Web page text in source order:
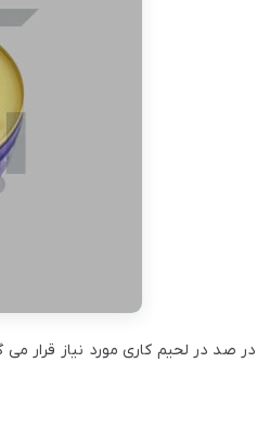
در لحیم کاری مورد نیاز قرار می